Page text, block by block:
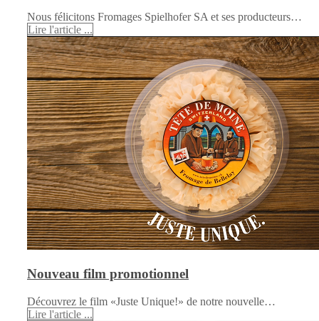
Nous félicitons Fromages Spielhofer SA et ses producteurs…
Lire l'article ...
Nouveau film promotionnel
Découvrez le film «Juste Unique!» de notre nouvelle…
Lire l'article ...